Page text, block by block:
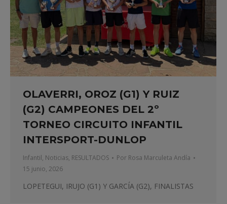
OLAVERRI, OROZ (G1) Y RUIZ
(G2) CAMPEONES DEL 2º
TORNEO CIRCUITO INFANTIL
INTERSPORT-DUNLOP
Infantil, Noticias, RESULTADOS Por Rosa Marculeta Andía
15 junio, 2026
LOPETEGUI, IRUJO (G1) Y GARCÍA (G2), FINALISTAS